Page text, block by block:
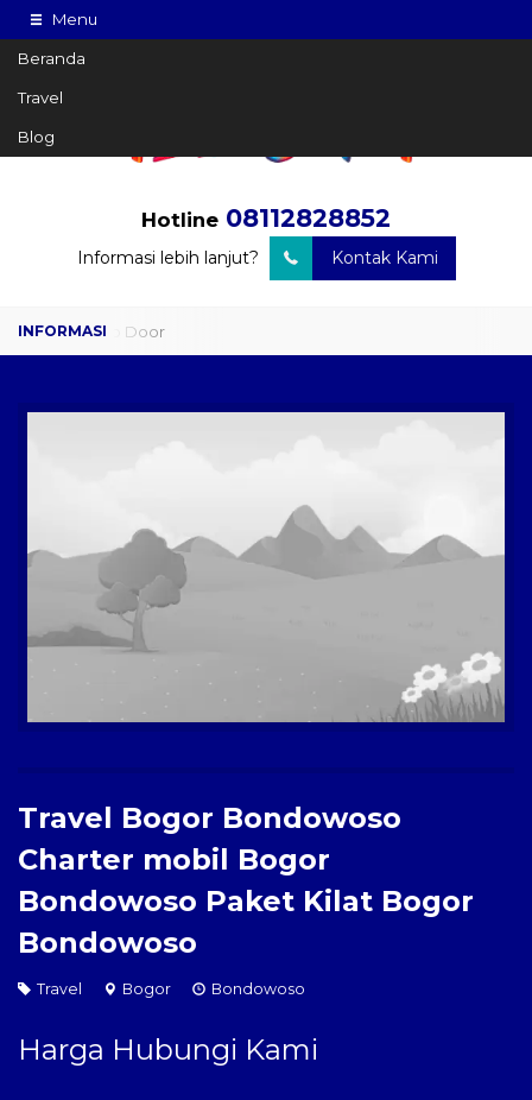
Menu
Beranda
Travel
Blog
Hotline 08112828852
Informasi lebih lanjut? Kontak Kami
Travel Door to Door
Paket Kilat
Pengiriman Barang
Travel Bogor Bondowoso
Charter mobil Bogor
Bondowoso Paket Kilat Bogor
Bondowoso
Travel Bogor Bondowoso
Harga Hubungi Kami